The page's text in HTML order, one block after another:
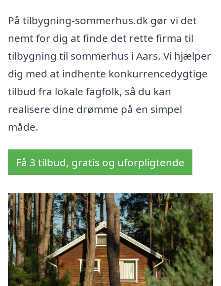
På tilbygning-sommerhus.dk gør vi det
nemt for dig at finde det rette firma til
tilbygning til sommerhus i Aars. Vi hjælper
dig med at indhente konkurrencedygtige
tilbud fra lokale fagfolk, så du kan
realisere dine drømme på en simpel
måde.
Få 3 tilbud, gratis og uforpligtende